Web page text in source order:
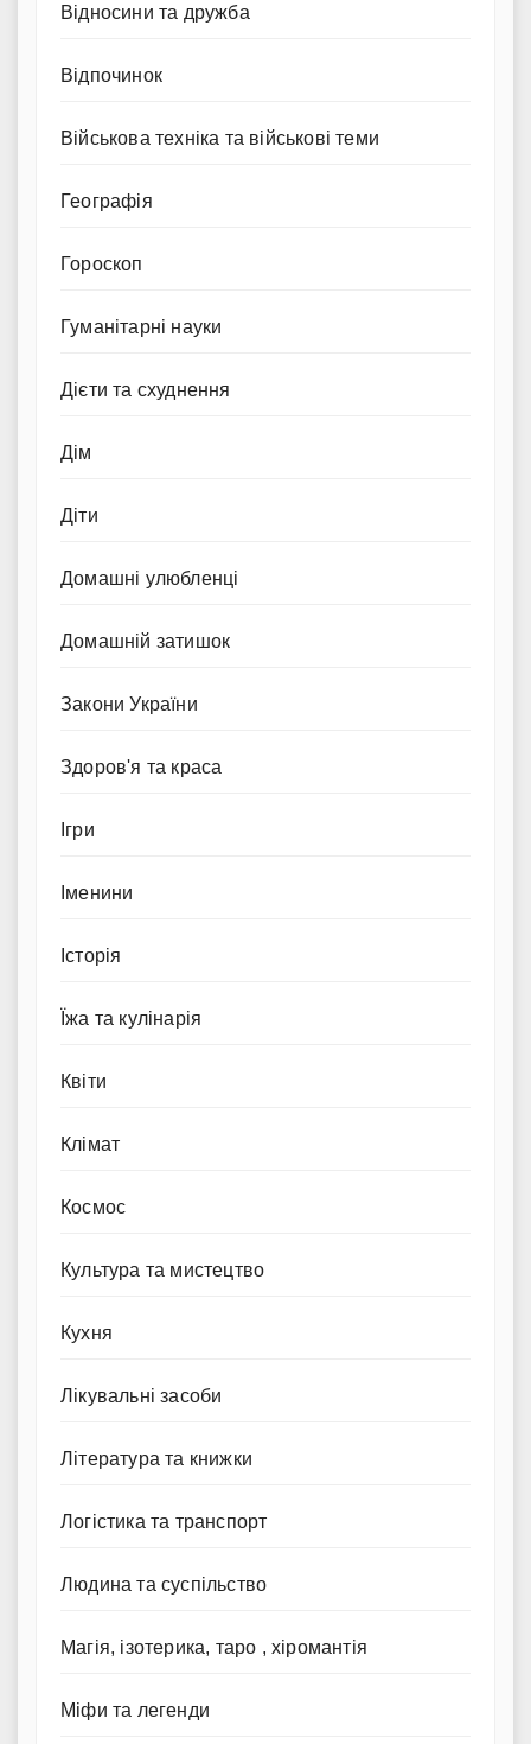
Відносини та дружба
Відпочинок
Військова техніка та військові теми
Географія
Гороскоп
Гуманітарні науки
Дієти та схуднення
Дім
Діти
Домашні улюбленці
Домашній затишок
Закони України
Здоров'я та краса
Ігри
Іменини
Історія
Їжа та кулінарія
Квіти
Клімат
Космос
Культура та мистецтво
Кухня
Лікувальні засоби
Література та книжки
Логістика та транспорт
Людина та суспільство
Магія, ізотерика, таро , хіромантія
Міфи та легенди